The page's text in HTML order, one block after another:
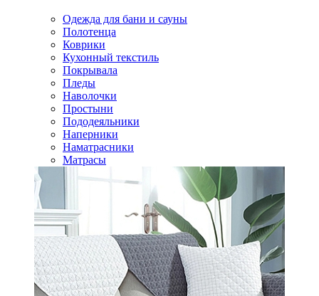
Одежда для бани и сауны
Полотенца
Коврики
Кухонный текстиль
Покрывала
Пледы
Наволочки
Простыни
Пододеяльники
Наперники
Наматрасники
Матрасы